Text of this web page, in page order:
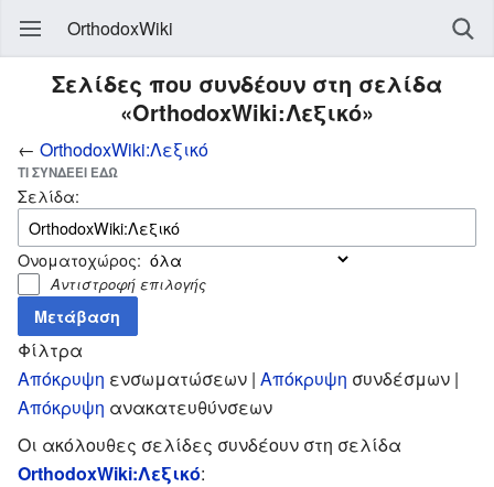
OrthodoxWiki
Σελίδες που συνδέουν στη σελίδα
«OrthodoxWiki:Λεξικό»
← OrthodoxWiki:Λεξικό
ΤΙ ΣΥΝΔΈΕΙ ΕΔΏ
Σελίδα:
Ονοματοχώρος:
Αντιστροφή επιλογής
Φίλτρα
Απόκρυψη ενσωματώσεων | Απόκρυψη συνδέσμων |
Απόκρυψη ανακατευθύνσεων
Οι ακόλουθες σελίδες συνδέουν στη σελίδα
OrthodoxWiki:Λεξικό: